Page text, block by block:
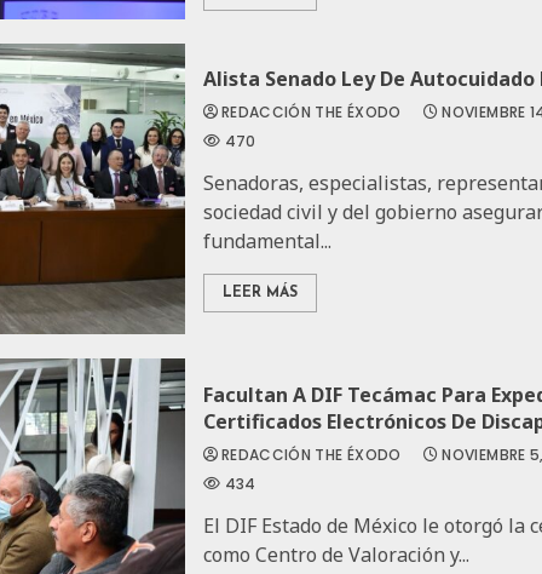
Alista Senado Ley De Autocuidado
REDACCIÓN THE ÉXODO NOVIEMBRE
470
Senadoras, especialistas,
sociedad civil y del gobierno
fundamental...
LEER MÁS
Facultan A DIF Tecámac Para
Certificados Electrónicos De
REDACCIÓN THE ÉXODO NOVIEMBRE
434
El DIF Estado de México le otorgó la
como Centro de Valoración y...